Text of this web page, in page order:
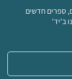
ספרים חדשים
ב'יד'